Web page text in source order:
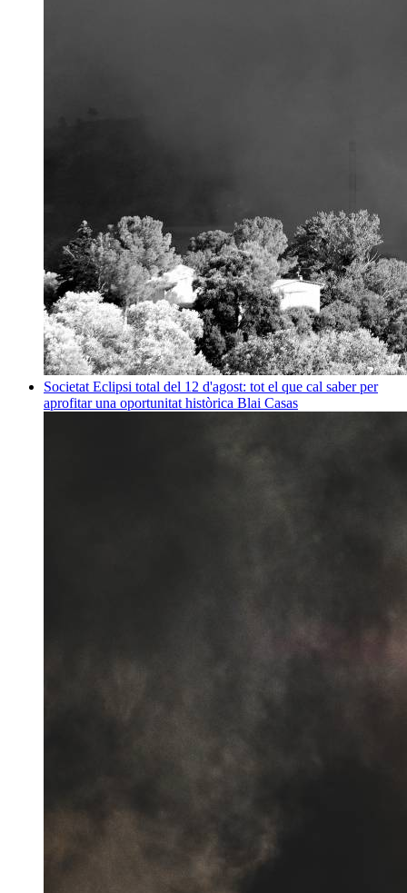
Societat Eclipsi total del 12 d'agost: tot el que cal saber per
aprofitar una oportunitat històrica Blai Casas